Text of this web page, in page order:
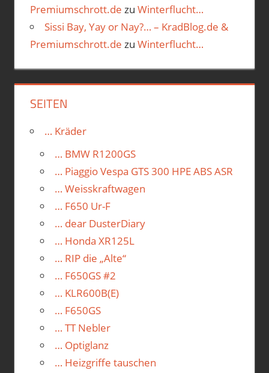
Premiumschrott.de zu Winterflucht…
Sissi Bay, Yay or Nay?… – KradBlog.de &
Premiumschrott.de zu Winterflucht…
SEITEN
… Kräder
… BMW R1200GS
… Piaggio Vespa GTS 300 HPE ABS ASR
… Weisskraftwagen
… F650 Ur-F
… dear DusterDiary
… Honda XR125L
… RIP die „Alte“
… F650GS #2
… KLR600B(E)
… F650GS
… TT Nebler
… Optiglanz
… Heizgriffe tauschen